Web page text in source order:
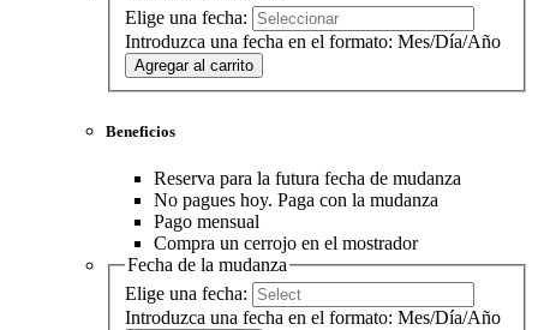
Elige una fecha:
Introduzca una fecha en el formato: Mes/Día/Año
Agregar al carrito
Beneficios
Reserva para la futura fecha de mudanza
No pagues hoy. Paga con la mudanza
Pago mensual
Compra un cerrojo en el mostrador
Fecha de la mudanza
Elige una fecha:
Introduzca una fecha en el formato: Mes/Día/Año